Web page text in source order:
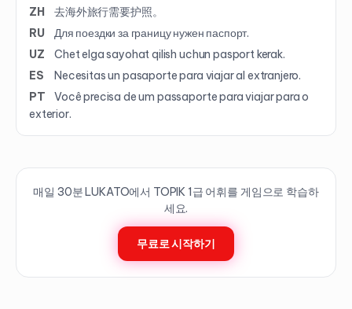
ZH
去海外旅行需要护照。
RU
Для поездки за границу нужен паспорт.
UZ
Chet elga sayohat qilish uchun pasport kerak.
ES
Necesitas un pasaporte para viajar al extranjero.
PT
Você precisa de um passaporte para viajar para o
exterior.
매일 30분 LUKATO에서 TOPIK 1급 어휘를 게임으로 학습하
세요.
무료로 시작하기